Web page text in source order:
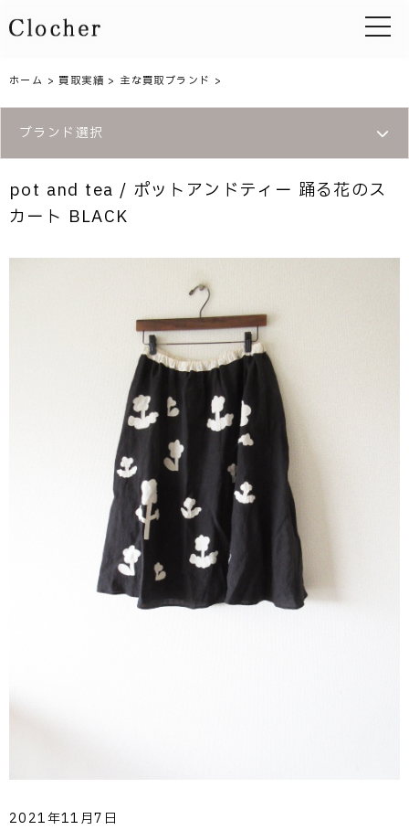
toggle
ホーム >買取実績 > 主な買取ブランド >
ブランド選択
pot and tea / ポットアンドティー 踊る花のス
カート BLACK
2021年11月7日